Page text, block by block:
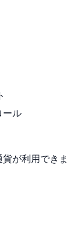
ール
が利用できま